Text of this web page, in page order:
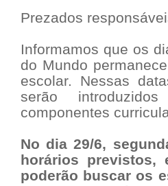
Prezados
Informamos que os
do Mundo
escolar. Nessas
serão
componentes
No dia 29/6,
horários previstos,
poderão buscar os